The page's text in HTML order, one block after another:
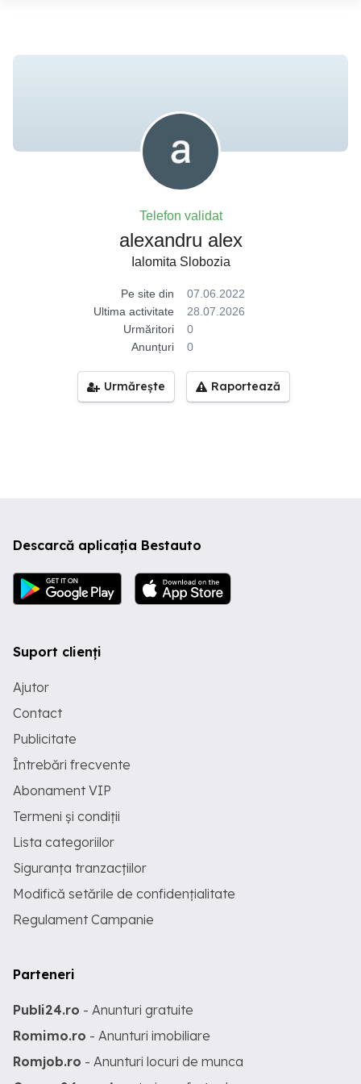
Telefon validat
alexandru alex
Ialomita Slobozia
Pe site din
07.06.2022
Ultima activitate
28.07.2026
Urmăritori
0
Anunțuri
0
Urmărește Raportează
Descarcă aplicația Bestauto
Suport clienți
Ajutor
Contact
Publicitate
Întrebări frecvente
Abonament VIP
Termeni și condiții
Lista categoriilor
Siguranța tranzacțiilor
Modifică setările de confidențialitate
Regulament Campanie
Parteneri
Publi24.ro - Anunturi gratuite
Romimo.ro - Anunturi imobiliare
Romjob.ro - Anunturi locuri de munca